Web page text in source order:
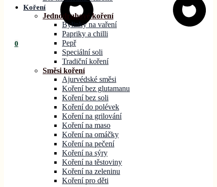
0
Koření
Jednodruhové koření
Bylinky na vaření
Papriky a chilli
Pepř
Speciální soli
Tradiční koření
Směsi koření
Ajurvédské směsi
Koření bez glutamanu
Koření bez soli
Koření do polévek
Koření na grilování
Koření na maso
Koření na omáčky
Koření na pečení
Koření na sýry
Koření na těstoviny
Koření na zeleninu
Koření pro děti